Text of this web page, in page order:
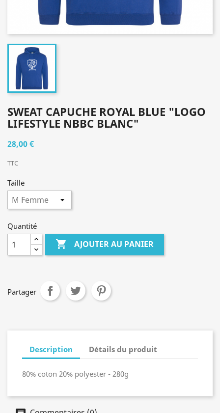
SWEAT CAPUCHE ROYAL BLUE "LOGO
LIFESTYLE NBBC BLANC"
28,00 €
TTC
Taille
Quantité
 AJOUTER AU PANIER
Partager
Description Détails du produit
80% coton 20% polyester - 280g